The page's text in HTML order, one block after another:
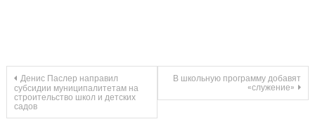
Навигация
по
Денис Паслер направил
субсидии муниципалитетам на
строительство школ и детских
садов
В школьную программу добавят
«служение»